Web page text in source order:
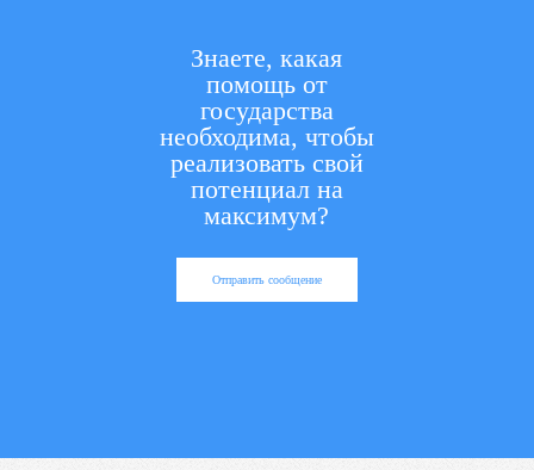
Знаете, какая
помощь от
государства
необходима, чтобы
реализовать свой
потенциал на
максимум?
Отправить сообщение